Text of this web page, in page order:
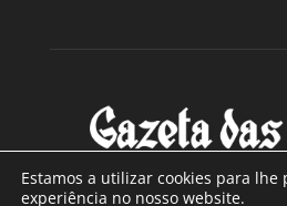
Estamos a utilizar cookies para
experiência no nosso website.